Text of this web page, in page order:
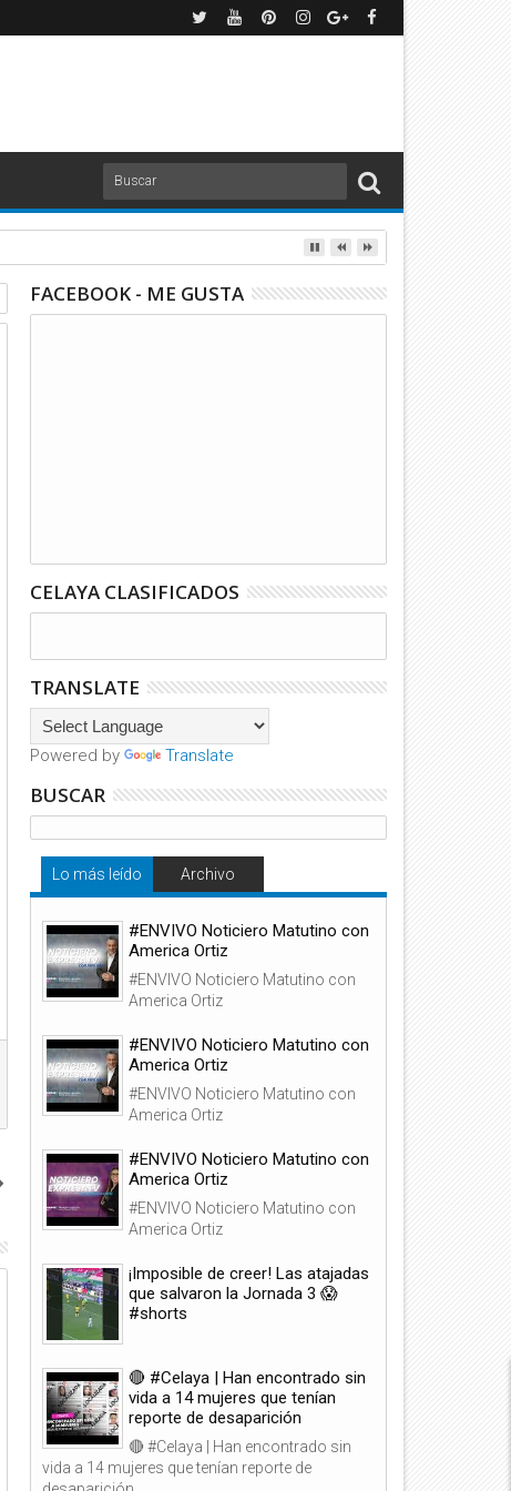
Cup | TUDN
06
RETRO: Así fue el debut de Cruz
Azul en las Leagues Cup... ¡CON
08
NACIÓN AZUL 🚂⚽️: ¡Ricky
llega con todo! 🔥 Análisis de
FACEBOOK - ME GUSTA
CELAYA CLASIFICADOS
TRANSLATE
Powered by Translate
BUSCAR
Lo más leído Archivo
#ENVIVO Noticiero Matutino con
America Ortiz
#ENVIVO Noticiero Matutino con
America Ortiz
#ENVIVO Noticiero Matutino con
America Ortiz
#ENVIVO Noticiero Matutino con
America Ortiz
#ENVIVO Noticiero Matutino con
America Ortiz
#ENVIVO Noticiero Matutino con
America Ortiz
¡Imposible de creer! Las atajadas
que salvaron la Jornada 3 😱
#shorts
🔴 #Celaya | Han encontrado sin
vida a 14 mujeres que tenían
reporte de desaparición
🔴 #Celaya | Han encontrado sin
vida a 14 mujeres que tenían reporte de